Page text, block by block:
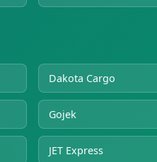
Dakota Cargo
Gojek
JET Express